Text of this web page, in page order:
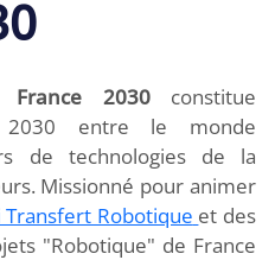
France 2030constitue
2030 entre le monde
de technologies de la
Missionné pour animer
Robotique et des
"Robotique" de France